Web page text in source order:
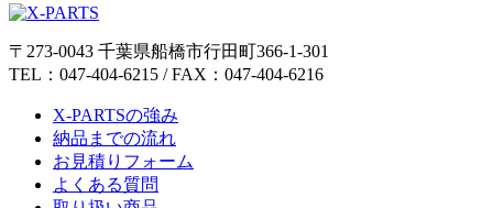
〒273-0043 千葉県船橋市行田町366-1-301
TEL：047-404-6215 / FAX：047-404-6216
X-PARTSの強み
納品までの流れ
お見積りフォーム
よくある質問